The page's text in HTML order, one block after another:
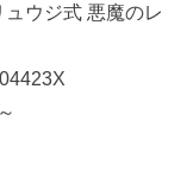
ュウジ式 悪魔のレ